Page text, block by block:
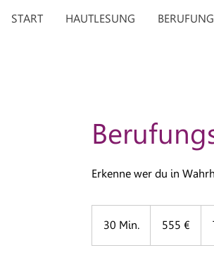
START HAUTLESUNG BERUFUNG
Erkenne wer du in
30 Min.
0
555 €